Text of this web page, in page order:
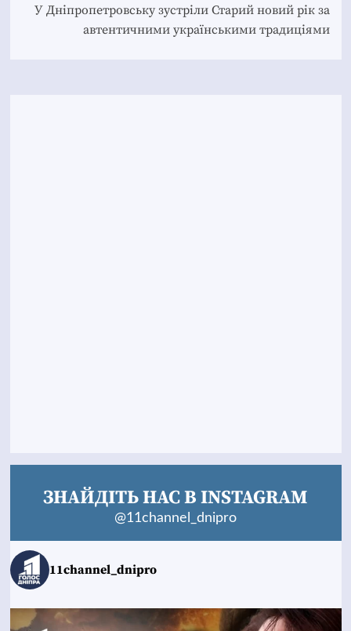
У Дніпропетровську зустріли Старий новий рік за
автентичними українськими традиціями
ЗНАЙДІТЬ НАС В INSTAGRAM
@11channel_dnipro
11channel_dnipro